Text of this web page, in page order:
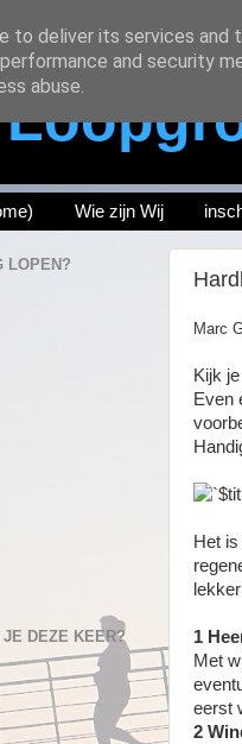
Wie zijn Wij
Marc
Kijk
Even
Het
1
Met
eerst
2
LOPEN?
DEZE KEER?
to deliver its services and
and security
abuse.